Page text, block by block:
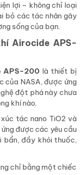
lợi – không chỉ loại
bỏ các tác nhân gây
sống của bạn.
Airocide APS-
APS-200là thiết bị
của NASA, được ứng
đột phá này chưa
khí nào.
tác nano TiO2 và
được các yêu cầu
bẩn, đầy khói thuốc,